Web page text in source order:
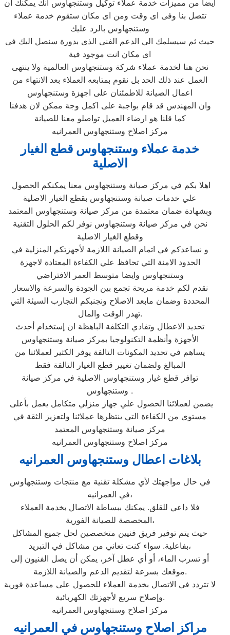
ايضا من مميزات خدمة عملاء توكيل وستنجهاوس انك يمكنك ان
تتصل بنا وفى اى وقت ومن اى مكان ستقوم خدمة عملاء
وستنجهاوس بالرد عليك
حيث ثم سيسلمك الى الدعم الفنى الذى بدورة سنصل اليك فى
اى مكان انت موجود فية
نحن هنا لخدمة عملاء شركة وستنجهاوس العالمية ولا ينتهى
العمل عند ذلك الحد بل نقوم بمتابعه العملاء بعد الانتهاء من
اعمال الصيانة للاطمئنان على اجهزة وستنجهاوس
وان المهندس قد قام بواجبة على اكمل وجة ممكن لان هدفنا
كما قلنا هو ارضاء العميل تواصلو معنا للصيانة
مركز اصلاح وستنجهاوس العمرانيه
خدمة عملاء وستنجهاوس قطع الغيار
الاصلية
علي خدمات صيانة وستنجهاوس بقطع الغيار الاصلية
وبشهادة ضمان معتمدة من مركز صيانة وستنجهاوس المعتمد
نحن في مركز صيانة وستنجهاوس نوفر لكم الحلول التقنية
وقطع الغيار الاصلية
و نساعدكم في اتمام الصيانة اللازمة لأجهزتكم المنزلية في
الحدود الامنة التي تحافظ علي الكفاءة المعتادة لاجهزة
وستنجهاوس وايضا متوسط العمر الافتراضي
نقدم لكم خدمة مريحة تجمع بين الجودة والسرعة والاسعار
المحددة وضمان مابعد الاصلاح ونجنبكم التجارب السيئة التي
تهدر الوقت والمال.
تحديد الاعطال وتفادي التكلفة الباهظة ان إستخدام أحدث
الأجهزة وأنظمة التكنولوجيا بمركز صيانة وستنجهاوس
يساهم في تحديد المكونات التالفة يوفر الكثير لعملائنا من
المبالغ ولضمان تغيير قطع الغيار التالفة فقط
توافر قطع غيار وستنجهاوس الاصلية في مركز صيانة
وستنجهاوس .
مستوى من الكفاءة التي ينتظرها عملائنا ولتعزيز الثقة في
مركز صيانة وستنجهاوس المعتمد
مركز اصلاح وستنجهاوس العمرانيه
بلاغات اعطال وستنجهاوس العمرانيه
في حال مواجهتك لأي مشكلة تقنية مع منتجات وستنجهاوس
في العمرانيه،
فلا داعي للقلق. يمكنك ببساطة الاتصال بخدمة العملاء
المخصصة للصيانة الفورية،
حيث يتم توفير فريق فنيين متخصصين لحل جميع المشاكل
بفاعلية. سواء كنت تعاني من مشاكل في التبريد،
أو تسرب الماء، أو أي عطل آخر، يمكن أن يصل الفنيون إلى
موقعك بسرعة لتقديم الدعم والصيانة اللازمة.
لا تتردد في الاتصال بخدمة العملاء للحصول على مساعدة فورية
وإصلاح سريع لأجهزتك الكهربائية.
مركز اصلاح وستنجهاوس العمرانيه
مراكز اصلاح وستنجهاوس في العمرانيه